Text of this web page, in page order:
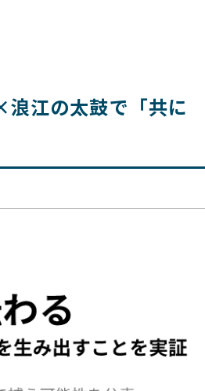
浪江の太鼓で「共に